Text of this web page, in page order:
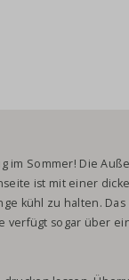
im Sommer! Die
ist mit einer
kühl zu halten. Das
verfügt sogar über